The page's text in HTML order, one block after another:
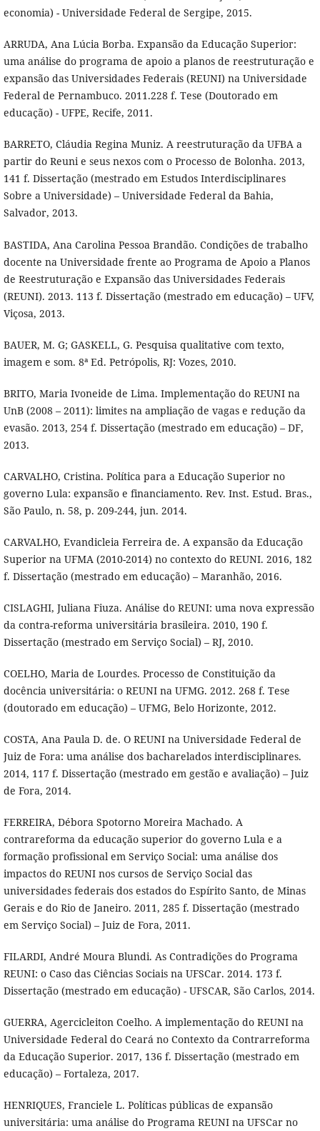
economia) - Universidade Federal de Sergipe, 2015.
ARRUDA, Ana Lúcia Borba. Expansão da Educação Superior:
uma análise do programa de apoio a planos de reestruturação e
expansão das Universidades Federais (REUNI) na Universidade
Federal de Pernambuco. 2011.228 f. Tese (Doutorado em
educação) - UFPE, Recife, 2011.
BARRETO, Cláudia Regina Muniz. A reestruturação da UFBA a
partir do Reuni e seus nexos com o Processo de Bolonha. 2013,
141 f. Dissertação (mestrado em Estudos Interdisciplinares
Sobre a Universidade) – Universidade Federal da Bahia,
Salvador, 2013.
BASTIDA, Ana Carolina Pessoa Brandão. Condições de trabalho
docente na Universidade frente ao Programa de Apoio a Planos
de Reestruturação e Expansão das Universidades Federais
(REUNI). 2013. 113 f. Dissertação (mestrado em educação) – UFV,
Viçosa, 2013.
BAUER, M. G; GASKELL, G. Pesquisa qualitative com texto,
imagem e som. 8ª Ed. Petrópolis, RJ: Vozes, 2010.
BRITO, Maria Ivoneide de Lima. Implementação do REUNI na
UnB (2008 – 2011): limites na ampliação de vagas e redução da
evasão. 2013, 254 f. Dissertação (mestrado em educação) – DF,
2013.
CARVALHO, Cristina. Política para a Educação Superior no
governo Lula: expansão e financiamento. Rev. Inst. Estud. Bras.,
São Paulo, n. 58, p. 209-244, jun. 2014.
CARVALHO, Evandicleia Ferreira de. A expansão da Educação
Superior na UFMA (2010-2014) no contexto do REUNI. 2016, 182
f. Dissertação (mestrado em educação) – Maranhão, 2016.
CISLAGHI, Juliana Fiuza. Análise do REUNI: uma nova expressão
da contra-reforma universitária brasileira. 2010, 190 f.
Dissertação (mestrado em Serviço Social) – RJ, 2010.
COELHO, Maria de Lourdes. Processo de Constituição da
docência universitária: o REUNI na UFMG. 2012. 268 f. Tese
(doutorado em educação) – UFMG, Belo Horizonte, 2012.
COSTA, Ana Paula D. de. O REUNI na Universidade Federal de
Juiz de Fora: uma análise dos bacharelados interdisciplinares.
2014, 117 f. Dissertação (mestrado em gestão e avaliação) – Juiz
de Fora, 2014.
FERREIRA, Débora Spotorno Moreira Machado. A
contrareforma da educação superior do governo Lula e a
formação profissional em Serviço Social: uma análise dos
impactos do REUNI nos cursos de Serviço Social das
universidades federais dos estados do Espírito Santo, de Minas
Gerais e do Rio de Janeiro. 2011, 285 f. Dissertação (mestrado
em Serviço Social) – Juiz de Fora, 2011.
FILARDI, André Moura Blundi. As Contradições do Programa
REUNI: o Caso das Ciências Sociais na UFSCar. 2014. 173 f.
Dissertação (mestrado em educação) - UFSCAR, São Carlos, 2014.
GUERRA, Agercicleiton Coelho. A implementação do REUNI na
Universidade Federal do Ceará no Contexto da Contrarreforma
da Educação Superior. 2017, 136 f. Dissertação (mestrado em
educação) – Fortaleza, 2017.
HENRIQUES, Franciele L. Políticas públicas de expansão
universitária: uma análise do Programa REUNI na UFSCar no